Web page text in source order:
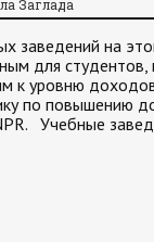
Заглада
заведений на
для
к уровню
по повышению
Учебные